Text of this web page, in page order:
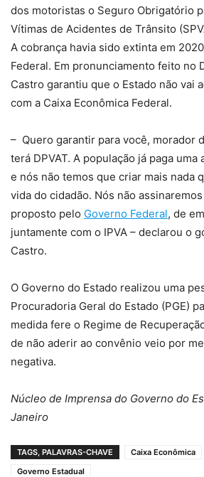
dos motoristas o Seguro Obrigatório
Vítimas de Acidentes de Trânsito
A cobrança havia sido extinta em
Federal. Em pronunciamento feito no
Castro garantiu que o Estado não vai
com a Caixa Econômica Federal.
– Quero garantir para você, morador
terá DPVAT. A população já paga uma
e nós não temos que criar mais nada
vida do cidadão. Nós não
proposto pelo Governo Federal, de
juntamente com o IPVA – declarou o
Castro.
O Governo do Estado realizou uma
Procuradoria Geral do Estado (PGE)
medida fere o Regime de
de não aderir ao convênio veio por
negativa.
Núcleo de Imprensa do Governo do
Janeiro
TAGS, PALAVRAS-CHAVE Caixa Econômica
Governo Estadual